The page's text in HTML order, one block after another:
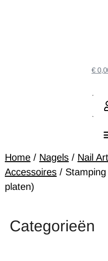
€
Home / Nagels / Nail Art
Accessoires /
platen)
Categorieën